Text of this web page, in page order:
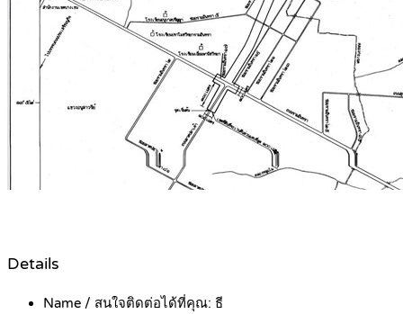
Details
Name / สนใจติดต่อได้ที่คุณ: ธี